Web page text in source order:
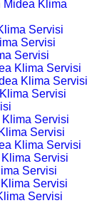
Midea Klima
Servisi
Servisi
Servisi
Klima Servisi
Klima Servisi
Servisi
Klima Servisi
Servisi
Klima Servisi
Klima Servisi
Servisi
Servisi
Servisi